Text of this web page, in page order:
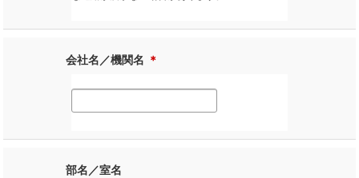
会社名／機関名 ＊
部名／室名